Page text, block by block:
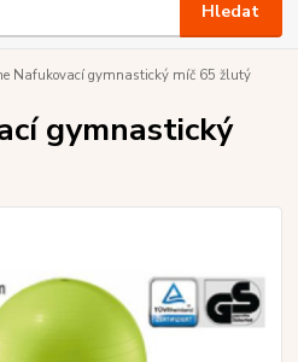
Hledat
Nafukovací gymnastický míč 65 žlutý
gymnastický